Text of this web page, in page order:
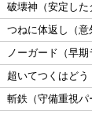
破壊神（安定した
つねに体返し（意
ノーガード（早期
超いてつくはどう
斬鉄（守備重視パ